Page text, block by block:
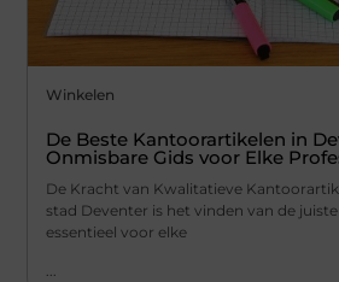
Winkelen
De Beste Kantoorartikelen in
Onmisbare Gids voor Elke
De Kracht van Kwalitatieve
stad Deventer is het vinden van de
essentieel voor elke
...